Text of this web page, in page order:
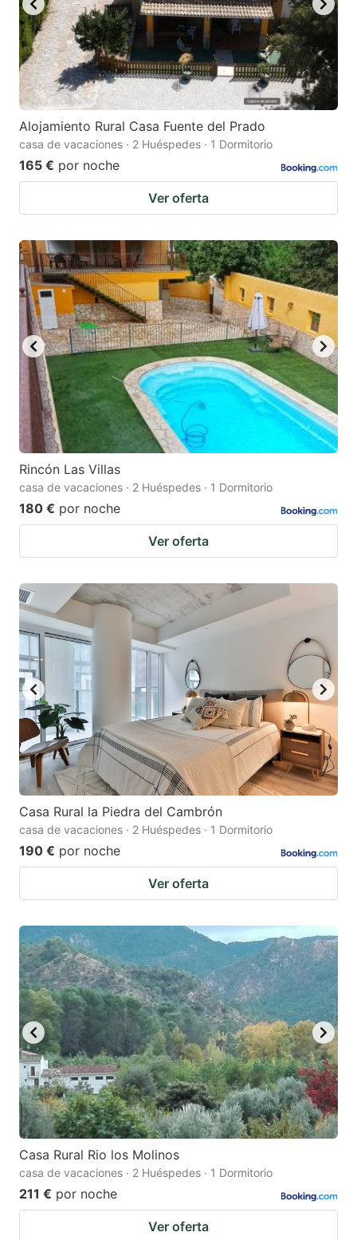
Alojamiento Rural Casa Fuente del Prado
casa de vacaciones · 2 Huéspedes · 1 Dormitorio
165 € por noche
Ver oferta
Rincón Las Villas
casa de vacaciones · 2 Huéspedes · 1 Dormitorio
180 € por noche
Ver oferta
Casa Rural la Piedra del Cambrón
casa de vacaciones · 2 Huéspedes · 1 Dormitorio
190 € por noche
Ver oferta
Casa Rural Rio los Molinos
casa de vacaciones · 2 Huéspedes · 1 Dormitorio
211 € por noche
Ver oferta